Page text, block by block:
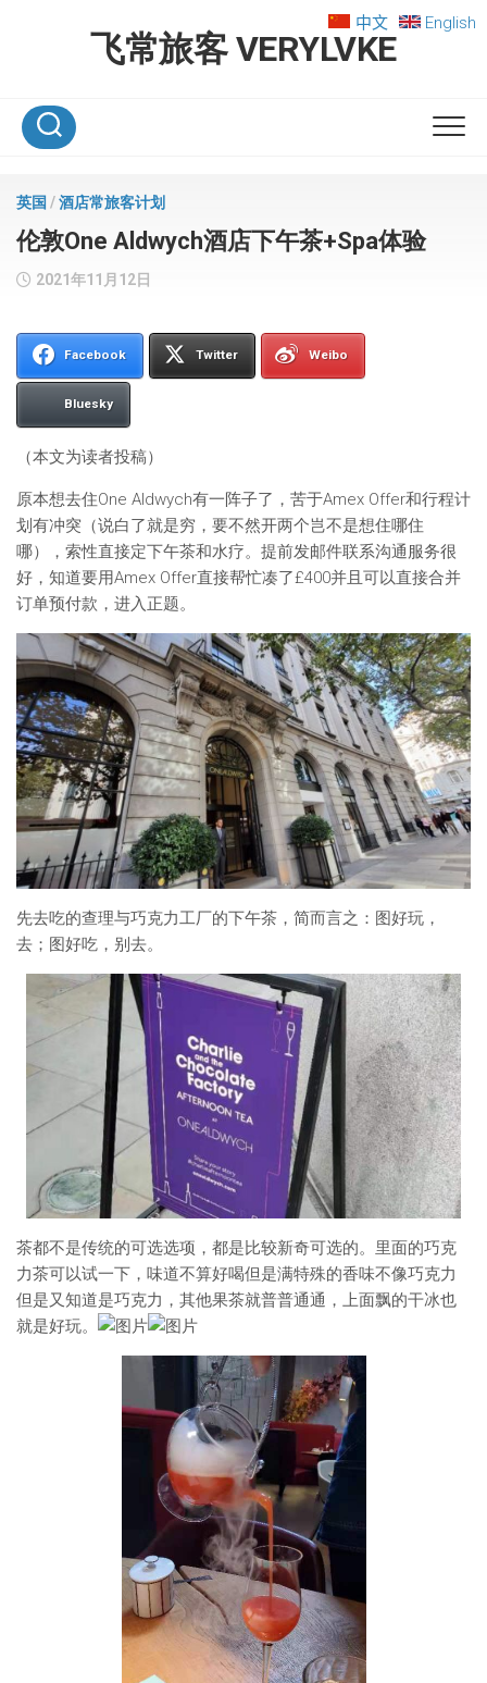
飞常旅客 VERYLVKE
中文 English
英国 /酒店常旅客计划
伦敦One Aldwych酒店下午茶+Spa体验
2021年11月12日
Facebook Twitter Weibo
Bluesky
（本文为读者投稿）
原本想去住One Aldwych有一阵子了，苦于Amex Offer和行程计
划有冲突（说白了就是穷，要不然开两个岂不是想住哪住
哪），索性直接定下午茶和水疗。提前发邮件联系沟通服务很
好，知道要用Amex Offer直接帮忙凑了£400并且可以直接合并
订单预付款，进入正题。
先去吃的查理与巧克力工厂的下午茶，简而言之：图好玩，
去；图好吃，别去。
茶都不是传统的可选选项，都是比较新奇可选的。里面的巧克
力茶可以试一下，味道不算好喝但是满特殊的香味不像巧克力
但是又知道是巧克力，其他果茶就普普通通，上面飘的干冰也
就是好玩。